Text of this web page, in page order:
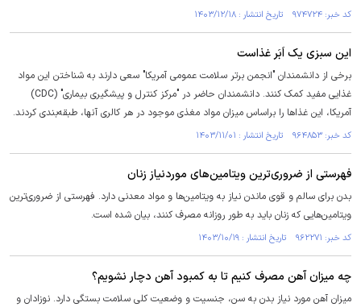
کد خبر: ۹۷۴۷۲۴ تاریخ انتشار : ۱۴۰۳/۱۲/۱۸
این سبزی یک اَبَر غذا‌ست
برخی از دانشمندان "انجمن برتر سلامت عمومی آمریکا" سعی دارند به شناختن این مواد
غذایی مفید کمک کنند. دانشمندان حاضر در "مرکز کنترل و پیشگیری بیماری" (CDC)
آمریکا، این غذا‌ها را براساس میزان مواد مغذی موجود در هر کالری آنها، طبقه‌بندی کردند.
کد خبر: ۹۶۴۸۵۳ تاریخ انتشار : ۱۴۰۳/۱۱/۰۱
فهرستی از ضروری‌ترین ویتامین‌های موردنیاز زنان
بدن برای سالم و قوی ماندن نیاز به ویتامین‌ها و مواد معدنی دارد. فهرستی از ضروری‌ترین
ویتامین‌هایی که زنان باید به طور روزانه مصرف کنند، بیان شده است.
کد خبر: ۹۶۲۲۷۱ تاریخ انتشار : ۱۴۰۳/۱۰/۱۹
چه میزان آهن مصرف کنیم تا به کمبود آهن دچار نشویم؟
میزان آهن مورد نیاز بدن به سن، جنسیت و وضعیت کلی سلامت بستگی دارد. نوزادان و